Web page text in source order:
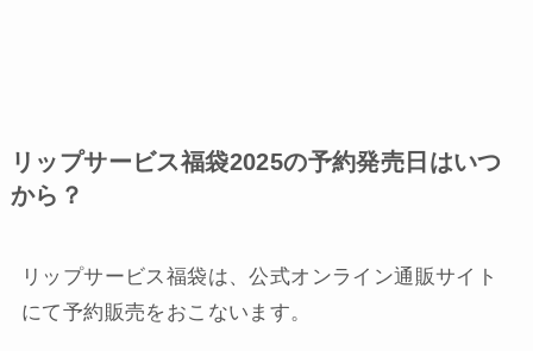
リップサービス福袋2025の予約発売日はいつ
から？
リップサービス福袋は、公式オンライン通販サイト
にて予約販売をおこないます。